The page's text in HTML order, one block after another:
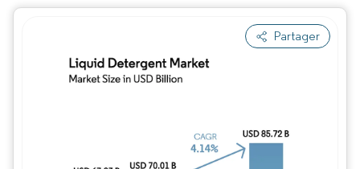
Partager